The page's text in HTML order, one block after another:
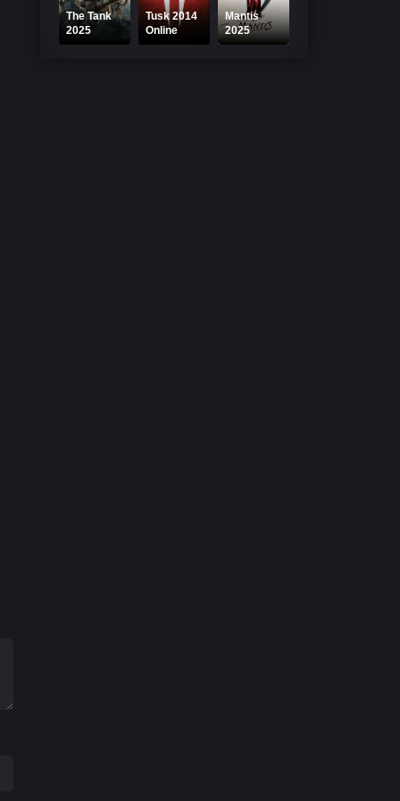
The Tank
2025
Online
Tusk 2014
Online
Subtitrat
Mantis
2025
Online